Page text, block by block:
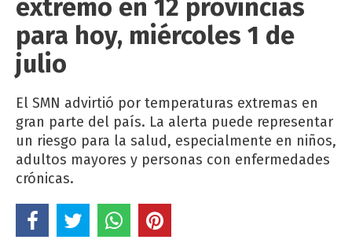
extremo en 12 provincias
para hoy, miércoles 1 de
julio
El SMN advirtió por temperaturas extremas en
gran parte del país. La alerta puede representar
un riesgo para la salud, especialmente en niños,
adultos mayores y personas con enfermedades
crónicas.